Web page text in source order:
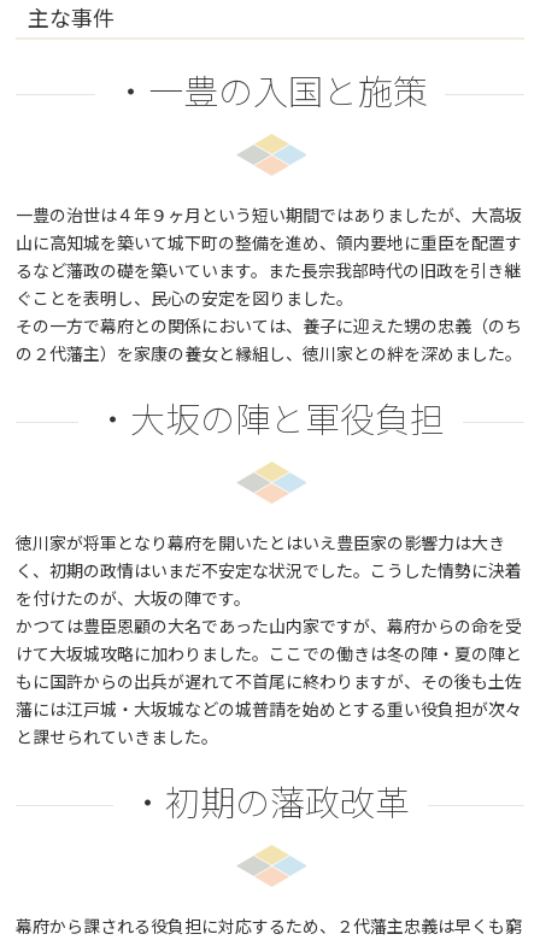
主な事件
・一豊の入国と施策
一豊の治世は４年９ヶ月という短い期間ではありましたが、大高坂
山に高知城を築いて城下町の整備を進め、領内要地に重臣を配置す
るなど藩政の礎を築いています。また長宗我部時代の旧政を引き継
ぐことを表明し、民心の安定を図りました。
その一方で幕府との関係においては、養子に迎えた甥の忠義（のち
の２代藩主）を家康の養女と縁組し、徳川家との絆を深めました。
・大坂の陣と軍役負担
徳川家が将軍となり幕府を開いたとはいえ豊臣家の影響力は大き
く、初期の政情はいまだ不安定な状況でした。こうした情勢に決着
を付けたのが、大坂の陣です。
かつては豊臣恩顧の大名であった山内家ですが、幕府からの命を受
けて大坂城攻略に加わりました。ここでの働きは冬の陣・夏の陣と
もに国許からの出兵が遅れて不首尾に終わりますが、その後も土佐
藩には江戸城・大坂城などの城普請を始めとする重い役負担が次々
と課せられていきました。
・初期の藩政改革
幕府から課される役負担に対応するため、２代藩主忠義は早くも窮